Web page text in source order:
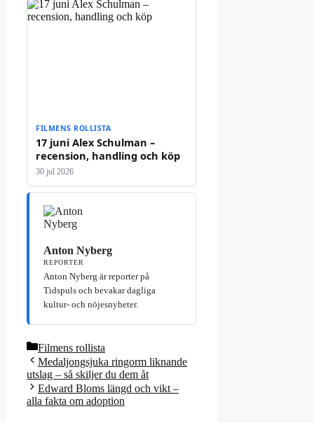
FILMENS ROLLISTA
17 juni Alex Schulman –
recension, handling och köp
30 jul 2026
Anton Nyberg
REPORTER
Anton Nyberg är reporter på
Tidspuls och bevakar dagliga
kultur- och nöjesnyheter.
Kategorier
Filmens rollista
Medaljongsjuka ringorm liknande
utslag – så skiljer du dem åt
Edward Bloms längd och vikt –
alla fakta om adoption